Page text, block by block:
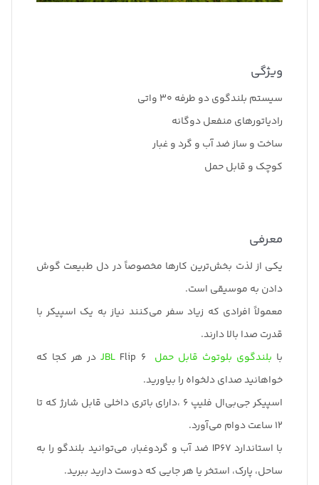
ویژگی
سیستم بلندگوی دو طرفه 30 واتی
رادیاتورهای منفعل دوگانه
ساخت و ساز ضد آب و گرد و غبار
کوچک و قابل حمل
معرفی
یکی از لذت بخش‌ترین کارها مخصوصاً در دل طبیعت گوش
دادن به موسیقی است.
معمولاً افرادی که زیاد سفر می‌کنند نیاز به یک اسپیکر با
قدرت صدا بالا دارند.
با بلندگوی بلوتوث قابل حمل JBLFlip 6 در هر کجا که
خواهانید صدای دلخواه را بیاورید.
اسپیکر جی‌بی‌ال فلیپ 6 ،دارای باتری داخلی قابل شارژ که تا
12 ساعت دوام می‌آورد.
با استاندارد IP67 ضد آب و گردوغبار، می‌توانید بلندگو را به
ساحل، پارک، استخر یا هر جایی که دوست دارید ببرید.